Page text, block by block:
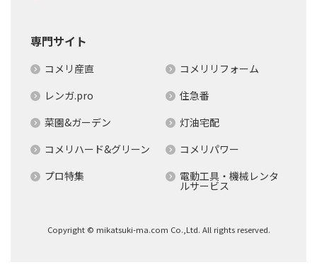
専門サイト
コメリ産直
コメリリフォーム
レンガ.pro
住急番
菜園&ガーデン
灯油宅配
コメリハード&グリーン
コメリパワー
プロ特集
電動工具・機械レンタ
ルサービス
Copyright © mikatsuki-ma.com Co.,Ltd. All rights reserved.